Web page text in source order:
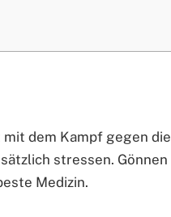
dem Kampf gegen die
stressen. Gönnen
Medizin.